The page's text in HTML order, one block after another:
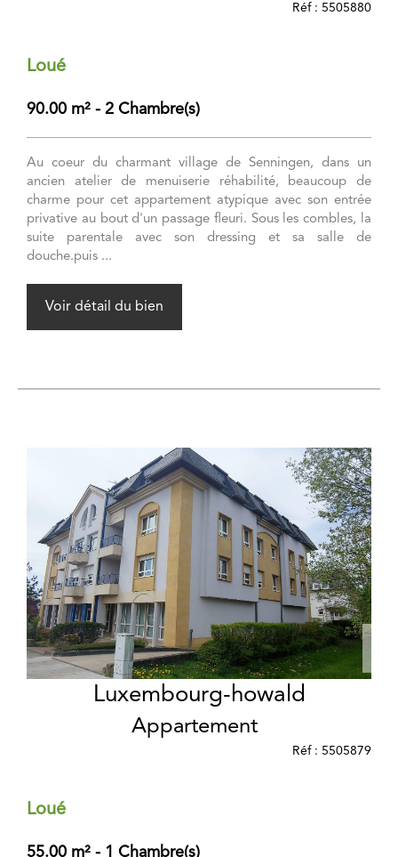
Réf : 5505880
Loué
90.00 m² - 2 Chambre(s)
Au coeur du charmant village de Senningen, dans un
ancien atelier de menuiserie réhabilité, beaucoup de
charme pour cet appartement atypique avec son entrée
privative au bout d'un passage fleuri. Sous les combles, la
suite parentale avec son dressing et sa salle de
douche.puis ...
Voir détail du bien
Luxembourg-howald
Appartement
Réf : 5505879
Loué
55.00 m² - 1 Chambre(s)